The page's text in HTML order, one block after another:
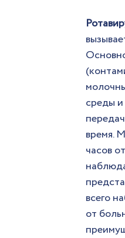
среды
время.
часов
всего
от